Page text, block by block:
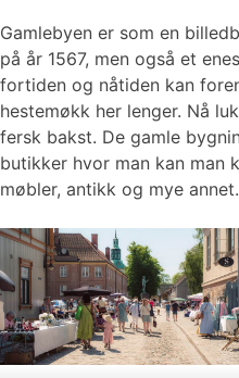
Gamlebyen er som en
på år 1567, men også et
fortiden og nåtiden kan
hestemøkk her lenger. Nå
fersk bakst. De gamle
butikker hvor man kan man
møbler, antikk og mye annet.